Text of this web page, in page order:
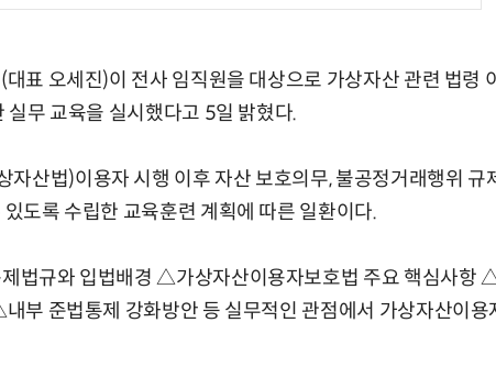
표 오세진)이 전사 임직원을 대상으로 가상자산 관련 법령
실무 교육을 실시했다고 5일 밝혔다.
자산법)이용자 시행 이후 자산 보호의무, 불공정거래행위 규
도록 수립한 교육훈련 계획에 따른 일환이다.
법규와 입법배경 △가상자산이용자보호법 주요 핵심사항
부 준법통제 강화방안 등 실무적인 관점에서 가상자산이용
양자컴퓨팅 비즈니스·기술 입문 1-Day 워크샵 - 큐비트·양자 알고리듬·Qiskit 실습으로 이해하는 차세대